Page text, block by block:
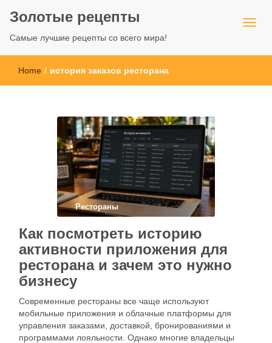
Золотые рецепты
Самые лучшие рецепты со всего мира!
Home / история заказов ресторана
Рестораны
Как посмотреть историю
активности приложения для
ресторана и зачем это нужно
бизнесу
Современные рестораны все чаще используют
мобильные приложения и облачные платформы для
управления заказами, доставкой, бронированиями и
программами лояльности. Однако многие владельцы